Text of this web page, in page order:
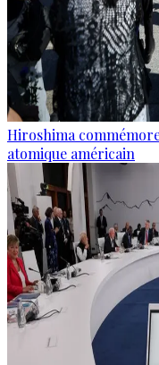
Hiroshima
atomique américain